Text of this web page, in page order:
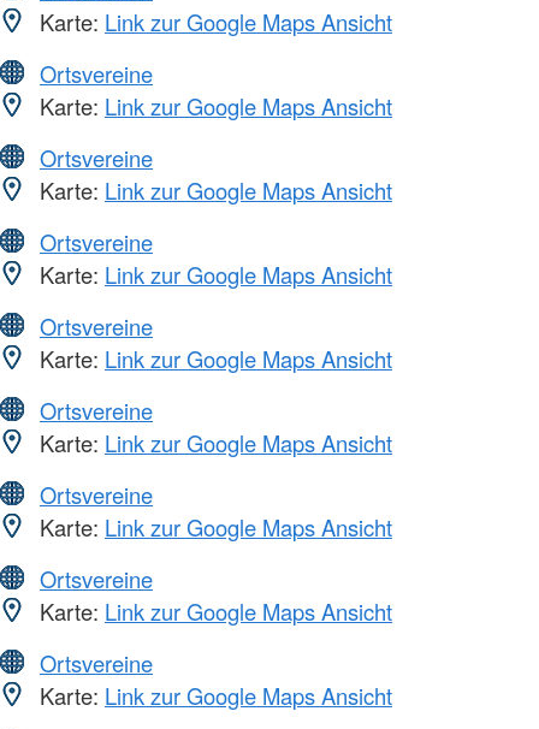
Karte: Link zur Google Maps Ansicht
Ortsvereine
Karte: Link zur Google Maps Ansicht
Ortsvereine
Karte: Link zur Google Maps Ansicht
Ortsvereine
Karte: Link zur Google Maps Ansicht
Ortsvereine
Karte: Link zur Google Maps Ansicht
Ortsvereine
Karte: Link zur Google Maps Ansicht
Ortsvereine
Karte: Link zur Google Maps Ansicht
Ortsvereine
Karte: Link zur Google Maps Ansicht
Ortsvereine
Karte: Link zur Google Maps Ansicht